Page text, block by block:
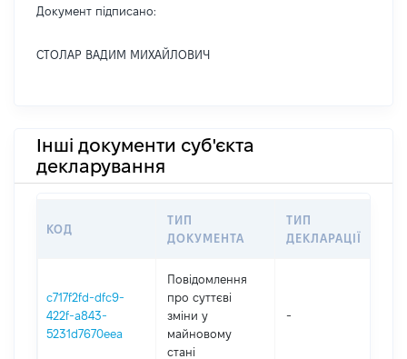
Документ підписано:
СТОЛАР ВАДИМ МИХАЙЛОВИЧ
Інші документи суб'єкта
декларування
КОД
ТИП
ДОКУМЕНТА
ТИП
ДЕКЛАРАЦІЇ
c717f2fd-dfc9-
422f-a843-
5231d7670eea
Повідомлення
про суттєві
зміни y
майновому
стані
-